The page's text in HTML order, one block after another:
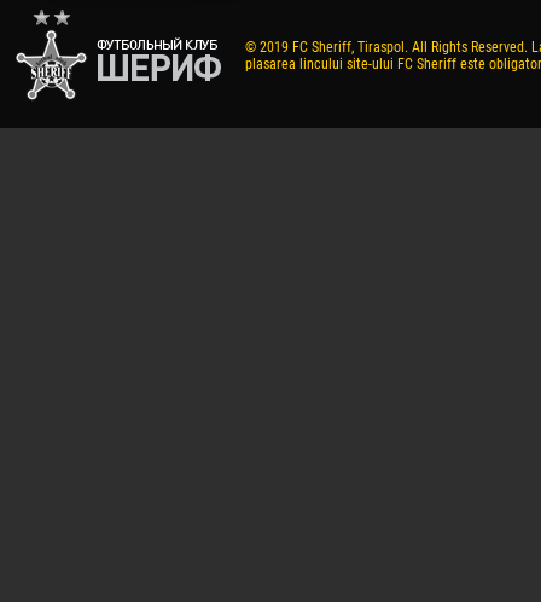
© 2019 FC Sheriff, Tiraspol. All Rights
plasarea lincului site-ului FC Sheriff este